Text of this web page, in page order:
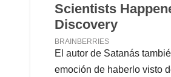
El autor de Satanás
emoción de haberlo visto